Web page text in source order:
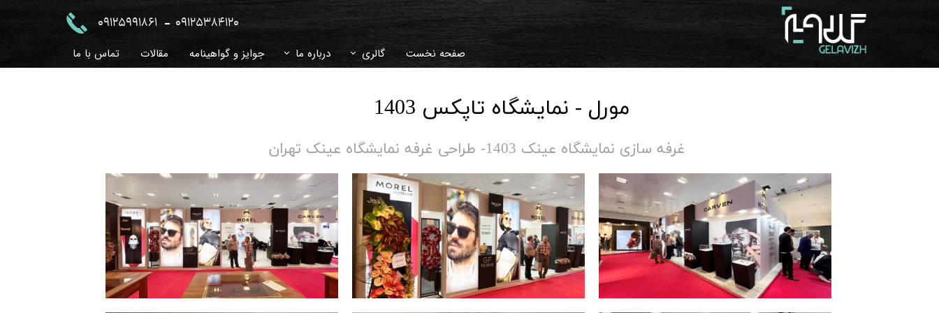
صفحه نخست گالری
ویلا و محوطه سازی
ویدئو
درباره ما جوایز و گواهینامه مقالات تماس با ما
09125991861 09125384120
-
مورل - نمایشگاه تاپکس 1403
غرفه سازی نمایشگاه عینک 1403- طراحی غرفه نمایشگاه عینک تهران​​​​​​​​​​​​​​